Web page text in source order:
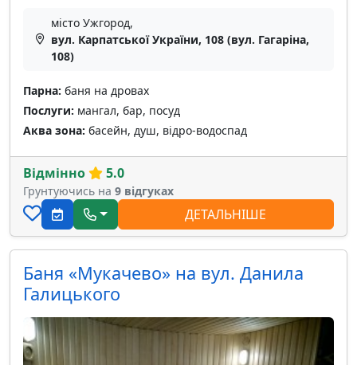
місто Ужгород,
вул. Карпатської України, 108 (вул. Гагаріна,
108)
Парна: баня на дровах
Послуги: мангал, бар, посуд
Аква зона: басейн, душ, відро-водоспад
Відмінно 5.0
Грунтуючись на 9 відгуках
ДЕТАЛЬНІШЕ
Баня «Мукачево» на вул. Данила
Галицького